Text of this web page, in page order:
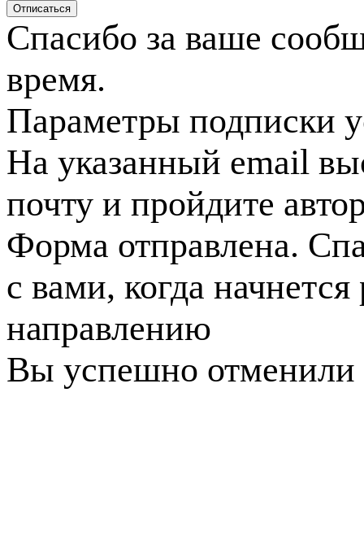
Спасибо за ваше
время.
Параметры подписки
На указанный email
почту и пройдите
Форма отправлена.
с вами, когда
направлению
Вы успешно отменили